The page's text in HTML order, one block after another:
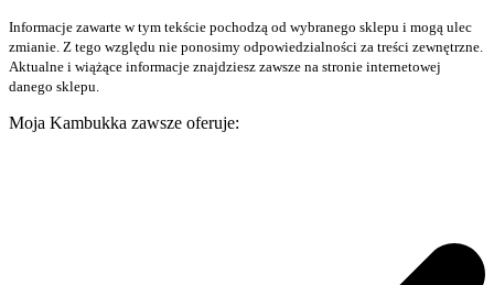
Informacje zawarte w tym tekście pochodzą od wybranego sklepu i mogą ulec
zmianie. Z tego względu nie ponosimy odpowiedzialności za treści zewnętrzne.
Aktualne i wiążące informacje znajdziesz zawsze na stronie internetowej
danego sklepu.
Moja Kambukka zawsze oferuje: